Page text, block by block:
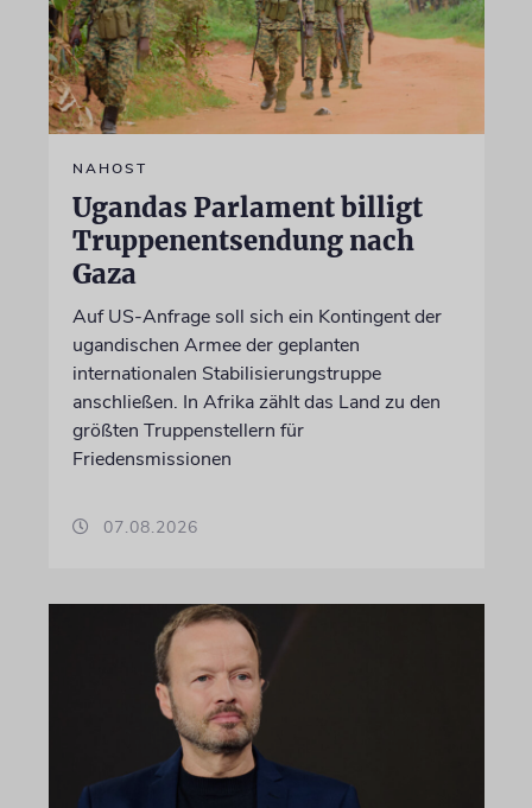
NAHOST
Ugandas Parlament billigt
Truppenentsendung nach
Gaza
Auf US-Anfrage soll sich ein Kontingent der
ugandischen Armee der geplanten
internationalen Stabilisierungstruppe
anschließen. In Afrika zählt das Land zu den
größten Truppenstellern für
Friedensmissionen
07.08.2026